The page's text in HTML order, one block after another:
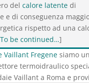
del calore latentedi
e di conseguenza
rispetto ad una
To be continued…]
Vaillant Fregenesiamo
termoidraulico
Vaillant a Roma e